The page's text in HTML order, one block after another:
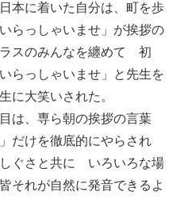
本に着いた自分は、町を歩
らっしゃいませ」が挨拶の
スのみんなを纏めて 初
らっしゃいませ」と先生を
に大笑いされた。
は、専ら朝の挨拶の言葉
だけを徹底的にやらされ
ぐさと共に いろいろな場
それが自然に発音できるよ